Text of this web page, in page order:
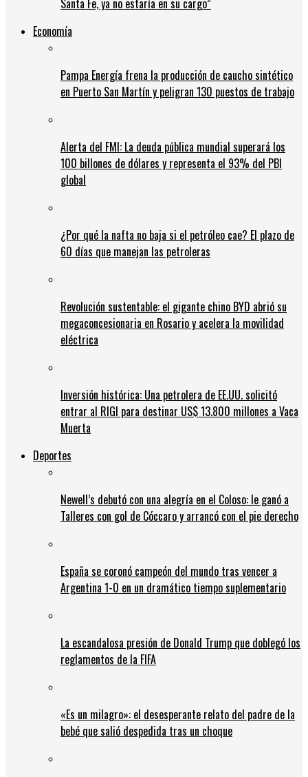
Santa Fe, ya no estaría en su cargo”
Economía
Pampa Energía frena la producción de caucho sintético
en Puerto San Martín y peligran 130 puestos de trabajo
Alerta del FMI: La deuda pública mundial superará los
100 billones de dólares y representa el 93% del PBI
global
¿Por qué la nafta no baja si el petróleo cae? El plazo de
60 días que manejan las petroleras
Revolución sustentable: el gigante chino BYD abrió su
megaconcesionaria en Rosario y acelera la movilidad
eléctrica
Inversión histórica: Una petrolera de EE.UU. solicitó
entrar al RIGI para destinar US$ 13.800 millones a Vaca
Muerta
Deportes
Newell’s debutó con una alegría en el Coloso: le ganó a
Talleres con gol de Cóccaro y arrancó con el pie derecho
España se coronó campeón del mundo tras vencer a
Argentina 1-0 en un dramático tiempo suplementario
La escandalosa presión de Donald Trump que doblegó los
reglamentos de la FIFA
«Es un milagro»: el desesperante relato del padre de la
bebé que salió despedida tras un choque